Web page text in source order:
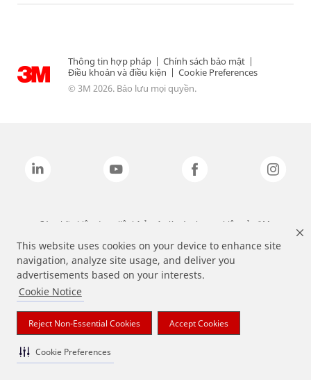
This website uses cookies on your device to enhance site
navigation, analyze site usage, and deliver you
advertisements based on your interests.
Cookie Notice
Reject Non-Essential Cookies Accept Cookies
Cookie Preferences
Thông tin hợp pháp | Chính sách bảo mật |
Điều khoản và điều kiện | Cookie Preferences
© 3M 2026. Bảo lưu mọi quyền.
Các nhãn hiệu được liệt kê ở trên là các thương hiệu của 3M.